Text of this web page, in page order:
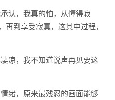
认，我真的怕，从懂得寂
到享受寂寞，这其中过程，
凉，我不知道说声再见要这
绪，原来最残忍的画面能够